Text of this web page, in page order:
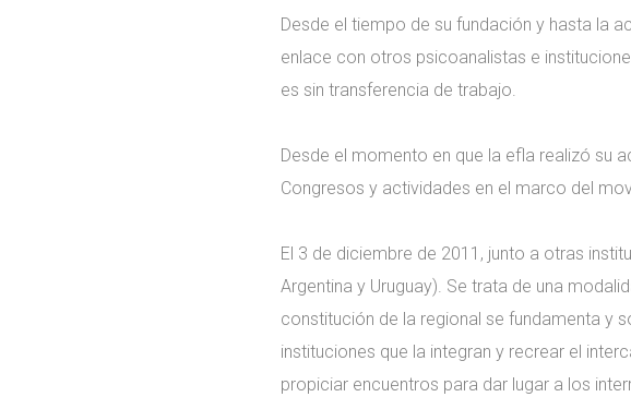
Desde el tiempo de su fundación y hasta la
enlace con otros psicoanalistas e
es sin transferencia de trabajo.
Desde el momento en que la efla realizó su
Congresos y actividades en el marco del
El 3 de diciembre de 2011, junto a otras
Argentina y Uruguay). Se trata de una
constitución de la regional se fundamenta y
instituciones que la integran y recrear el
propiciar encuentros para dar lugar a los